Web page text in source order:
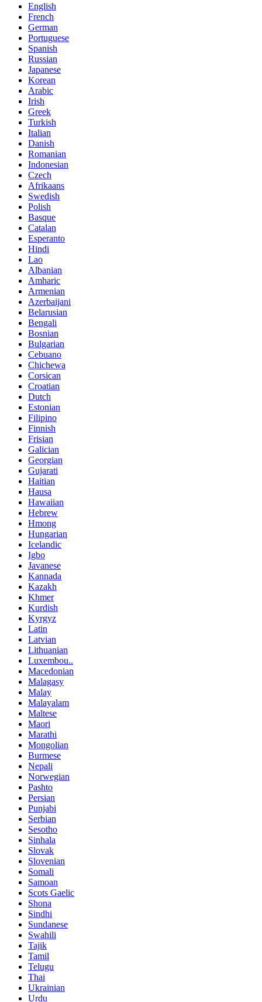
English
French
German
Portuguese
Spanish
Russian
Japanese
Korean
Arabic
Irish
Greek
Turkish
Italian
Danish
Romanian
Indonesian
Czech
Afrikaans
Swedish
Polish
Basque
Catalan
Esperanto
Hindi
Lao
Albanian
Amharic
Armenian
Azerbaijani
Belarusian
Bengali
Bosnian
Bulgarian
Cebuano
Chichewa
Corsican
Croatian
Dutch
Estonian
Filipino
Finnish
Frisian
Galician
Georgian
Gujarati
Haitian
Hausa
Hawaiian
Hebrew
Hmong
Hungarian
Icelandic
Igbo
Javanese
Kannada
Kazakh
Khmer
Kurdish
Kyrgyz
Latin
Latvian
Lithuanian
Luxembou..
Macedonian
Malagasy
Malay
Malayalam
Maltese
Maori
Marathi
Mongolian
Burmese
Nepali
Norwegian
Pashto
Persian
Punjabi
Serbian
Sesotho
Sinhala
Slovak
Slovenian
Somali
Samoan
Scots Gaelic
Shona
Sindhi
Sundanese
Swahili
Tajik
Tamil
Telugu
Thai
Ukrainian
Urdu